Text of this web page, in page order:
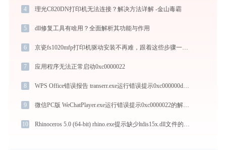
4 理光C820DN打印机无法连接？解决方法详解 -金山毒霸
5 dll修复工具有啥用？全面解析其功能与作用
6 京瓷fs1020mfp打印机驱动安装不再难，跟着这些步骤一学就会
7 应用程序无法正常启动0xc0000022
8 WPS Office错误报告 transerr.exe运行错误提示0xc000000d的解决办法
9 微信PC版 WeChatPlayer.exe运行错误提示0xc0000022的解决办法
10